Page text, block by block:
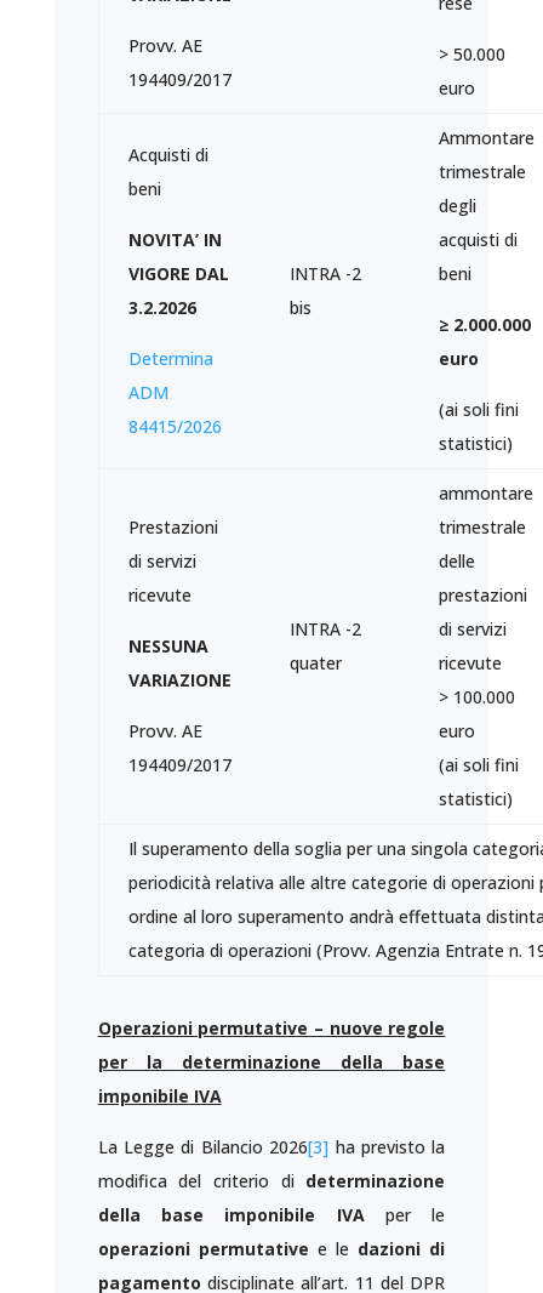
Provv. AE
194409/2017
> 50.000
euro
Acquisti di
beni
NOVITA’ IN
VIGORE DAL
3.2.2026
Determina
ADM
84415/2026
INTRA -2
bis
Ammontare
trimestrale
degli
acquisti di
beni
≥ 2.000.000
euro
(ai soli fini
statistici)
Prestazioni
di servizi
ricevute
NESSUNA
VARIAZIONE
Provv. AE
194409/2017
INTRA -2
quater
ammontare
trimestrale
delle
prestazioni
di servizi
ricevute
> 100.000
euro
(ai soli fini
statistici)
Il superamento della soglia per una singola
periodicità relativa alle altre categorie di operazioni
ordine al loro superamento andrà effettuata
categoria di operazioni (Provv. Agenzia Entrate n.
Operazioni permutative – nuove regole
per la determinazione della base
imponibile IVA
La Legge di Bilancio 2026[3] ha previsto la
modifica del criterio di determinazione
della base imponibile IVAper le
operazioni permutative e le dazioni di
pagamento disciplinate all’art. 11 del DPR